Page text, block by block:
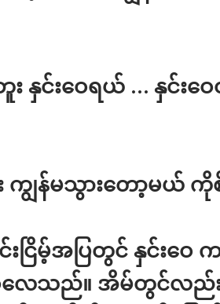
နှင်းဝေရယ် … နှင်းဝ
ျွန်မသွားတော့မယ် ကို
ငြိမ့်အပြတွင် နှင်းဝေ
လေသည်။ အိမ်တွင်လည်း